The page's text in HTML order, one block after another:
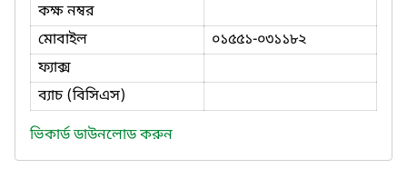
কক্ষ নম্বর
মোবাইল
০১৫৫১-০৩১১৮২
ফ্যাক্স
ব্যাচ (বিসিএস)
ভিকার্ড ডাউনলোড করুন